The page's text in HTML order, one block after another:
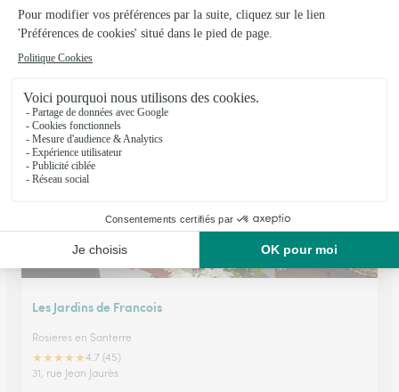
L’atelier Fleuri
Chauny
Voir la boutique
Les Jardins de Francois
Rosieres en Santerre
★★★★★4.7 (45)
31, rue Jean Jaurès